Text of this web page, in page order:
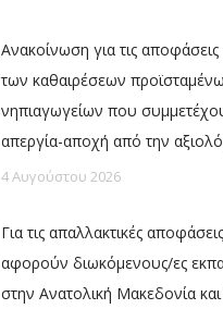
Ανακοίνωση για τις
των καθαιρέσεων
νηπιαγωγείων που
απεργία-αποχή από την
4 Αυγούστου 2026
Για τις απαλλακτικές
αφορούν διωκόμενους/ες
στην Ανατολική Μακεδονία